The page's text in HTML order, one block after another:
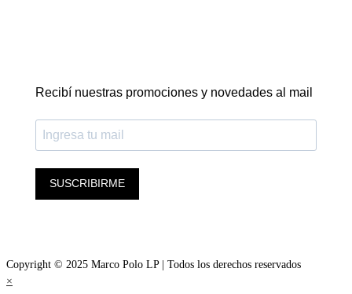
Recibí nuestras promociones y novedades al mail
SUSCRIBIRME
Copyright © 2025 Marco Polo LP | Todos los derechos reservados
×